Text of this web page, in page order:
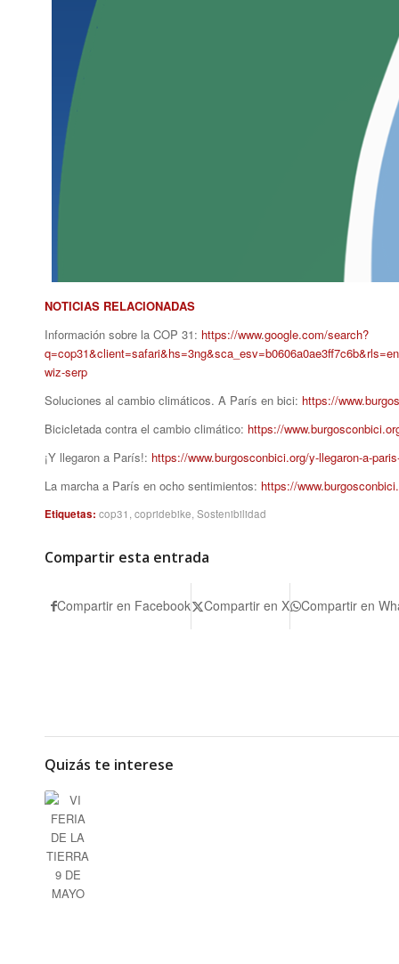
NOTICIAS RELACIONADAS
Información sobre la COP 31: https://www.google.com/search?
wiz-serp
Soluciones al cambio climáticos. A París en bici: https://
Bicicletada contra el cambio climático: https://
¡Y llegaron a París!: https://www.burgosconbici.org/y-llegaron-a-
La marcha a París en ocho sentimientos: https://
Etiquetas: cop31 copridebike Sostenibilidad
Compartir esta entrada
Compartir en Facebook Compartir en X Compartir en
Quizás te interese